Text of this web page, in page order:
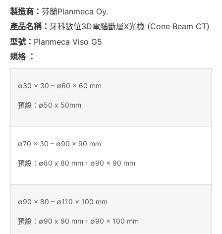
製造商： 芬蘭Planmeca Oy.
產品名稱： 牙科數位3D電腦斷層X光機 (Cone Beam CT)
型號： Planmeca Viso G5
規格 ：
∅30 x 30 – ∅60 x 60 mm
預設：∅50 x 50mm
∅70 x 30 – ∅90 x 90 mm
預設：∅80 x 80 mm，∅90 x 90 mm
∅90 x 80 – ∅110 x 100 mm
預設：∅90 x 90 mm，∅90 x 100 mm